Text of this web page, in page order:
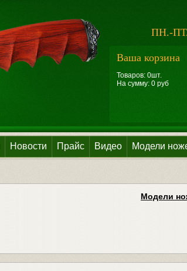
ПН.-
Ваша корзина
Товаров: 0шт.
На сумму: 0 руб
Новости Прайс Видео Модели
Модели